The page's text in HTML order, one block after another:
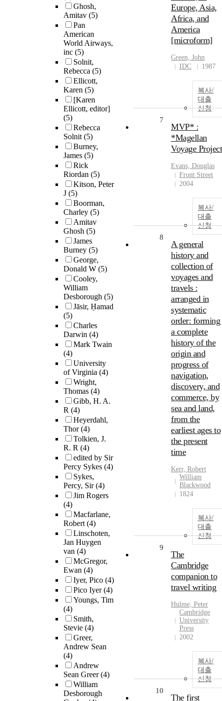
Ghosh,
Amitav (5)
Pan
American
World Airways,
inc (5)
Solnit,
Rebecca (5)
Ellicott,
Karen (5)
[Karen
Ellicott, editor]
(5)
Rebecca
Solnit(5)
Burney,
James (5)
Rick
Riordan (5)
Kitson, Peter
J (5)
Boorman,
Charley (5)
Amitav
Ghosh (5)
James
Burney (5)
George,
Donald W (5)
Cooley,
William
Desborough (5)
Jāsir, Ḥamad
(5)
Charles
Darwin (4)
Mark Twain
(4)
University
of Virginia (4)
Wright,
Thomas (4)
Gibb, H. A.
R (4)
Heyerdahl,
Thor(4)
Tolkien, J.
R. R (4)
edited by Sir
Percy Sykes (4)
Sykes,
Percy, Sir(4)
Jim Rogers
(4)
Macfarlane,
Robert(4)
Linschoten,
Jan Huygen
van (4)
McGregor,
Ewan (4)
Iyer, Pico (4)
Pico Iyer(4)
Youngs, Tim
(4)
Smith,
Stevie (4)
Greer,
Andrew Sean
(4)
Andrew
Sean Greer(4)
William
Desborough
Europe, Asia,
Africa, and
America
[microform]
Green, John
IDC
1987
복사/
대출
신청
7
MVP* :
*Magellan
Voyage Project
Evans, Douglas
Front Street
2004
복사/
대출
신청
8
A general
history and
collection of
voyages and
travels :
arranged in
systematic
order: forming
a complete
history of the
origin and
progress of
navigation,
discovery, and
commerce, by
sea and land,
from the
earliest ages to
the present
time
Kerr, Robert
William
Blackwood
1824
복사/
대출
신청
9
The
Cambridge
companion to
travel writing
Hulme, Peter
Cambridge
University
Press
2002
복사/
대출
신청
10
The first